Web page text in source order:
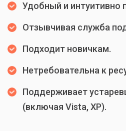
Удобный и интуитивно
Отзывчивая служба
Подходит новичкам.
Нетребовательна к
Поддерживает
(включая Vista, XP).